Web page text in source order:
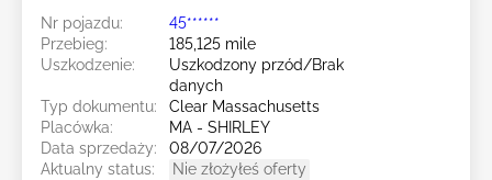
Nr pojazdu:
45******
Przebieg:
185,125 mile
Uszkodzenie:
Uszkodzony przód/Brak
danych
Typ dokumentu:
Clear Massachusetts
Placówka:
MA - SHIRLEY
Data sprzedaży:
08/07/2026
Aktualny status:
Nie złożyłeś oferty